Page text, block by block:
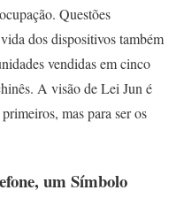
Questões
dos dispositivos também
vendidas em cinco
A visão de Lei Jun é
mas para ser os
um Símbolo